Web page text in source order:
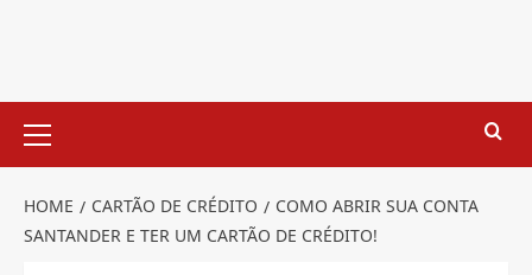
content
Menu
HOME CARTÃO DE CRÉDITO
COMO ABRIR SUA CONTA
SANTANDER E TER UM CARTÃO DE CRÉDITO!